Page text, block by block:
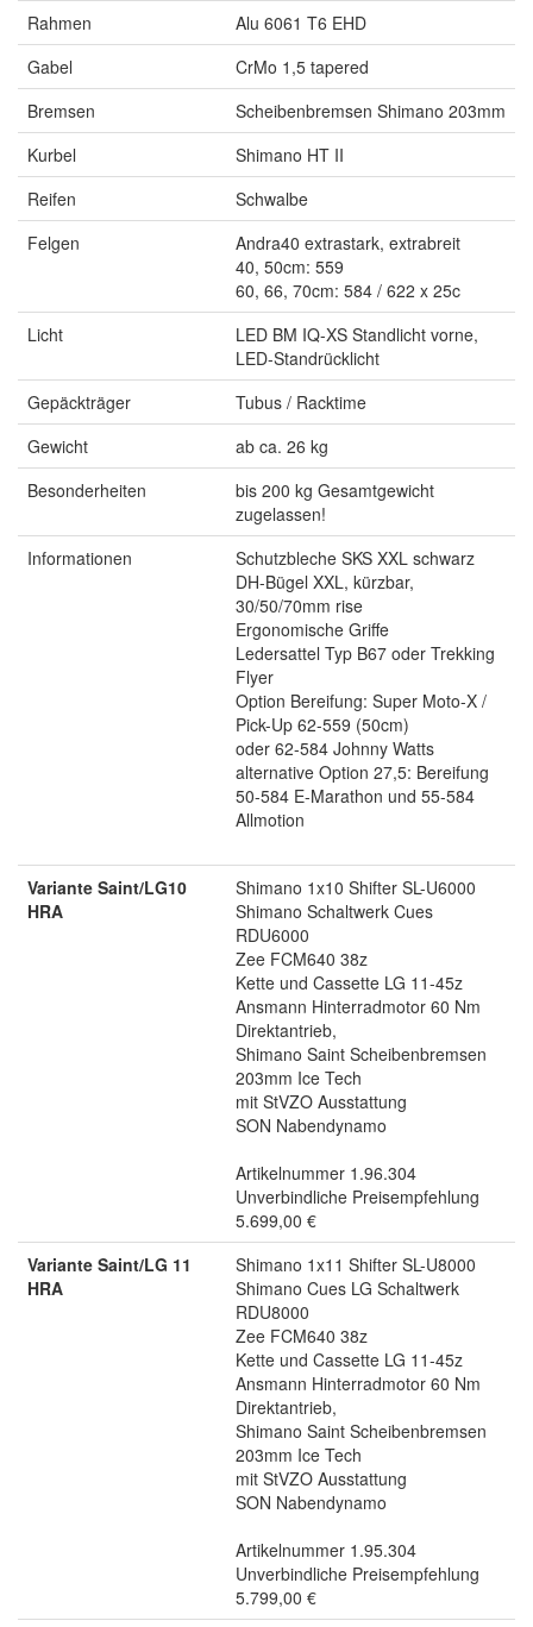
Rahmen
Alu 6061 T6 EHD
Gabel
CrMo 1,5 tapered
Bremsen
Scheibenbremsen Shimano 203mm
Kurbel
Shimano HT II
Reifen
Schwalbe
Felgen
Andra40 extrastark, extrabreit
40, 50cm: 559
60, 66, 70cm: 584 / 622 x 25c
Licht
LED BM IQ-XS Standlicht vorne,
LED-Standrücklicht
Gepäckträger
Tubus / Racktime
Gewicht
ab ca. 26 kg
Besonderheiten
bis 200 kg Gesamtgewicht
zugelassen!
Informationen
Schutzbleche SKS XXL schwarz
DH-Bügel XXL, kürzbar,
30/50/70mm rise
Ergonomische Griffe
Ledersattel Typ B67 oder Trekking
Flyer
Option Bereifung: Super Moto-X /
Pick-Up 62-559 (50cm)
oder 62-584 Johnny Watts
alternative Option 27,5: Bereifung
50-584 E-Marathon und 55-584
Allmotion
Variante Saint/LG10
HRA
Shimano 1x10 Shifter SL-U6000
Shimano Schaltwerk Cues
RDU6000
Zee FCM640 38z
Kette und Cassette LG 11-45z
Ansmann Hinterradmotor 60 Nm
Direktantrieb,
Shimano Saint Scheibenbremsen
203mm Ice Tech
mit StVZO Ausstattung
SON Nabendynamo
Artikelnummer 1.96.304
Unverbindliche Preisempfehlung
5.699,00 €
Variante Saint/LG 11
HRA
Shimano 1x11 Shifter SL-U8000
Shimano Cues LG Schaltwerk
RDU8000
Zee FCM640 38z
Kette und Cassette LG 11-45z
Ansmann Hinterradmotor 60 Nm
Direktantrieb,
Shimano Saint Scheibenbremsen
203mm Ice Tech
mit StVZO Ausstattung
SON Nabendynamo
Artikelnummer 1.95.304
Unverbindliche Preisempfehlung
5.799,00 €